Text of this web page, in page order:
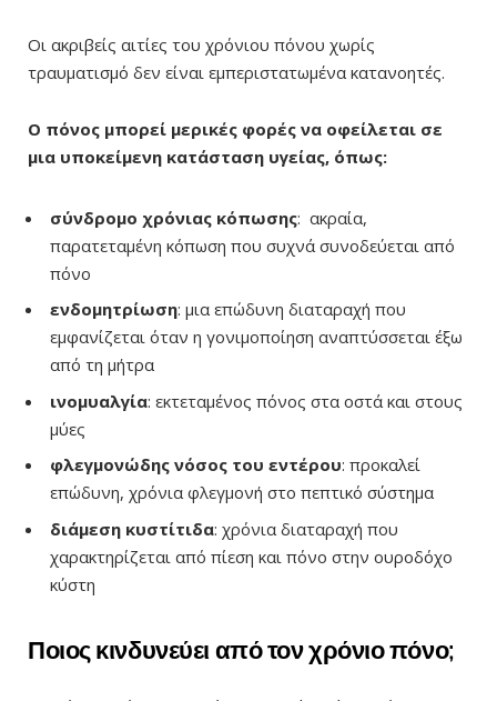
Οι ακριβείς αιτίες του χρόνιου πόνου χωρίς
τραυματισμό δεν είναι εμπεριστατωμένα κατανοητές.
Ο πόνος μπορεί μερικές φορές να οφείλεται σε
μια υποκείμενη κατάσταση υγείας, όπως:
σύνδρομο χρόνιας κόπωσης: ακραία,
παρατεταμένη κόπωση που συχνά συνοδεύεται από
πόνο
ενδομητρίωση: μια επώδυνη διαταραχή που
εμφανίζεται όταν η γονιμοποίηση αναπτύσσεται έξω
από τη μήτρα
ινομυαλγία: εκτεταμένος πόνος στα οστά και στους
μύες
φλεγμονώδης νόσος του εντέρου: προκαλεί
επώδυνη, χρόνια φλεγμονή στο πεπτικό σύστημα
διάμεση κυστίτιδα: χρόνια διαταραχή που
χαρακτηρίζεται από πίεση και πόνο στην ουροδόχο
κύστη
Ποιος κινδυνεύει από τον χρόνιο πόνο;